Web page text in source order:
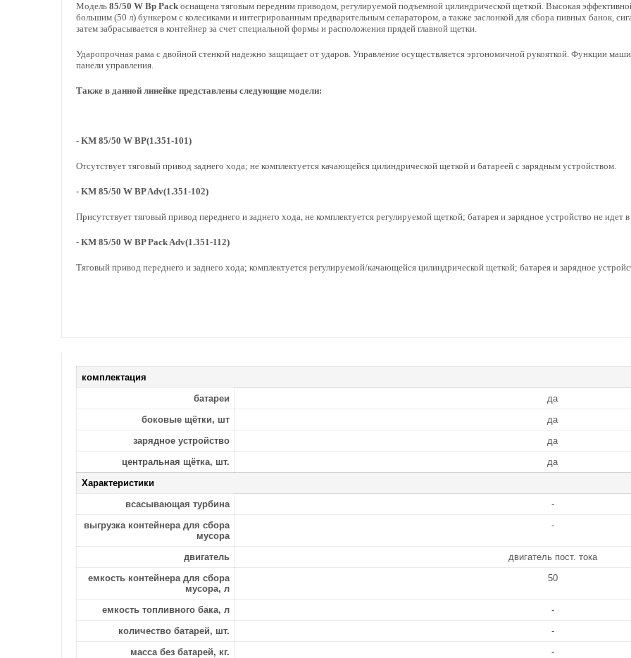
Модель 85/50 W Bp Pack оснащена тяговым передним приводом, регулируемой подъемной цилиндрической щеткой. Высокая
большим (50 л) бункером с колесиками и интегрированным предварительным сепаратором, а также заслонкой для сбора пивных банок,
затем забрасывается в контейнер за счет специальной формы и расположения прядей главной щетки.
Ударопрочная рама с двойной стенкой надежно защищает от ударов. Управление осуществляется эргономичной рукояткой. Функции
панели управления.
Также в данной линейке представлены следующие модели:
- KM 85/50 W BP(1.351-101)
Отсутствует тяговый привод заднего хода; не комплектуется качающейся цилиндрической щеткой и батареей с зарядным устройством.
- KM 85/50 W BP Adv(1.351-102)
Присутствует тяговый привод переднего и заднего хода, не комплектуется регулируемой щеткой; батарея и зарядное устройство не идет
- KM 85/50 W BP Pack Adv(1.351-112)
Тяговый привод переднего и заднего хода; комплектуется регулируемой/качающейся цилиндрической щеткой; батарея и зарядное
комплектация
батареи
да
боковые щётки, шт
да
зарядное устройство
да
центральная щётка, шт.
да
Характеристики
всасывающая турбина
-
выгрузка контейнера для сбора
мусора
-
двигатель
двигатель пост. тока
емкость контейнера для сбора
мусора, л
50
емкость топливного бака, л
-
количество батарей, шт.
-
масса без батарей, кг.
-